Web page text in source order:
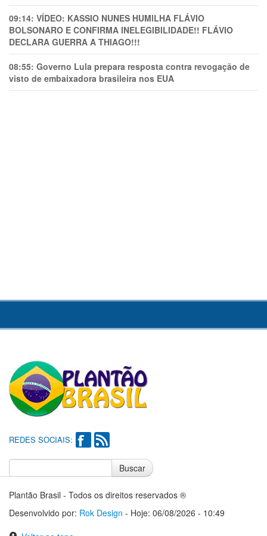
09:14: VÍDEO: KASSIO NUNES HUMlLHA FLÁVIO
BOLSONARO E CONFIRMA INELEGIBILIDADE!! FLÁVIO
DECLARA GUERRA A THIAGO!!!
08:55: Governo Lula prepara resposta contra revogação de
visto de embaixadora brasileira nos EUA
REDES SOCIAIS:
Buscar
Plantão Brasil - Todos os direitos reservados ®
Desenvolvido por: Rok Design - Hoje: 06/08/2026 - 10:49